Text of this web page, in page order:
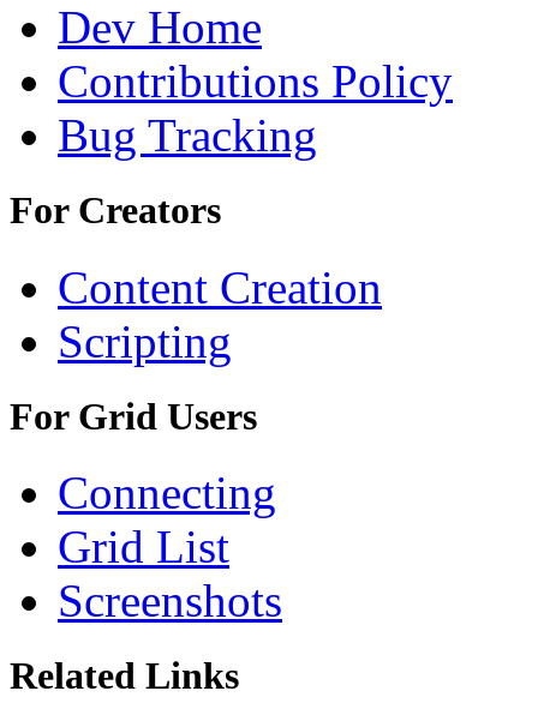
Dev Home
Contributions Policy
Bug Tracking
For Creators
Content Creation
Scripting
For Grid Users
Connecting
Grid List
Screenshots
Related Links